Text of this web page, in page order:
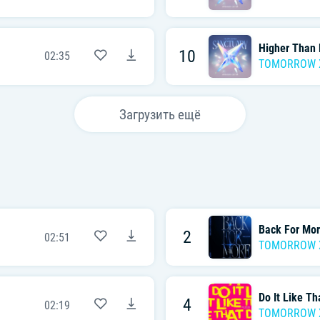
02:35 10
Higher Than
TOMORROW
Загрузить ещё
02:51 2
Back For
TOMORROW
02:19 4
Do It Like
TOMORROW